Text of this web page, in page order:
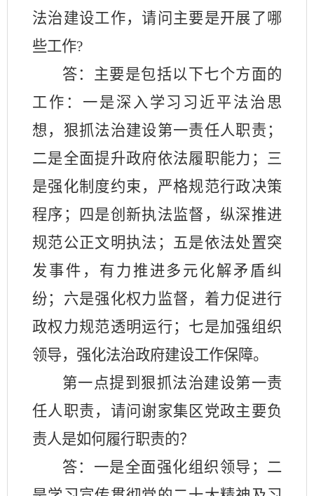
法治建设工作，请问主要是开展了哪
些工作?
答： 主要是包括以下七个方面的
工作： 一是 深入学习习近平法治思
想，狠抓法治建设第一责任人职责；
二是全面提升政府依法履职能力 ； 三
是强化制度约束，严格规范行政决策
程序；四是创新执法监督，纵深推进
规范公正文明执法；五是依法处置突
发事件，有力推进多元化解矛盾纠
纷；六是强化权力监督，着力促进行
政权力规范透明运行；七是加强组织
领导， 强化法治政府建设工作保障。
第一点提到狠抓法治建设第一责
任人职责，请问谢家集区党政主要负
责人是如何履行职责的？
答： 一是全面强化组织领导；二